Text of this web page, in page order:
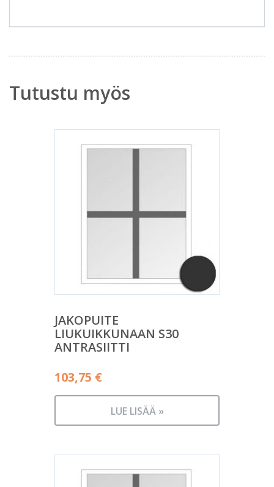
Tutustu myös
JAKOPUITE
LIUKUIKKUNAAN S30
ANTRASIITTI
103,75 €
LUE LISÄÄ »